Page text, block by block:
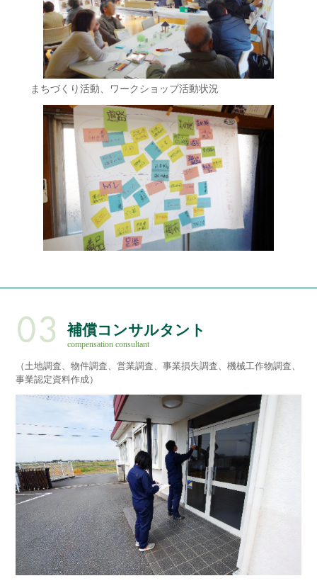
まちづくり活動、ワークショップ活動状況
補償コンサルタント
compensation consultant
（土地調査、物件調査、営業調査、事業損失調査、機械工作物調査、
事業認定資料作成）